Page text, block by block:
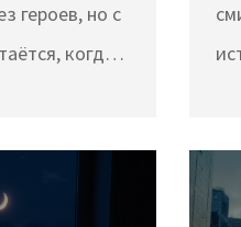
героев, но с
когда